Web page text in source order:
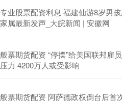
专业股票配资利息 福建仙游8岁男
家属最新发声_大皖新闻 | 安徽网
般票期货配资 “停摆”给美国联邦雇
压力 4200万人或受影响
般票期货配资 阿萨德政权倒台后首